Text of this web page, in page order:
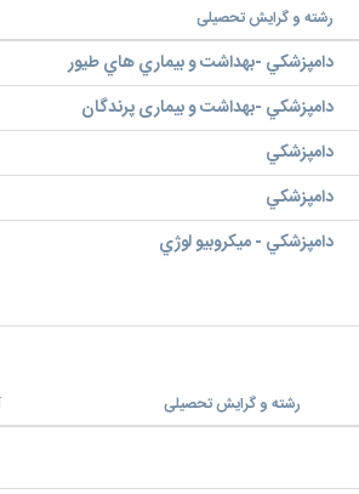
رشته و گرایش تحصیلی
دامپزشكي -بهداشت و بيماري هاي طيور
دامپزشكي -بهداشت و بیماری پرندگان
دامپزشكي
دامپزشكي
دامپزشكي - ميكروبيو لوژي
رشته و گرایش تحصیلی